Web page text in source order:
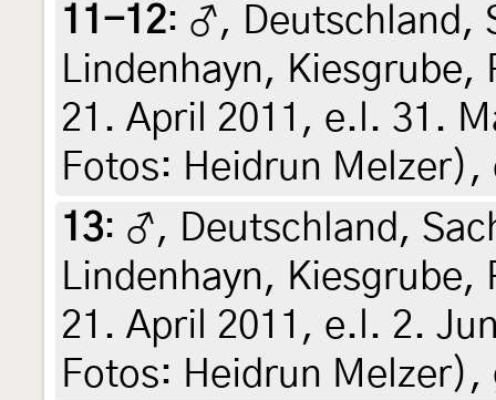
11-12: ♂, Deutschland,
Lindenhayn, Kiesgrube,
21. April 2011, e.l. 31.
Fotos: Heidrun
13: ♂, Deutschland,
Lindenhayn, Kiesgrube,
21. April 2011, e.l. 2.
Fotos: Heidrun